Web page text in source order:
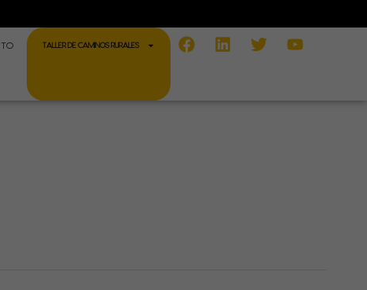
TALLER DE CAMINOS RURALES
Facebook
LinkedinTwitterYoutube